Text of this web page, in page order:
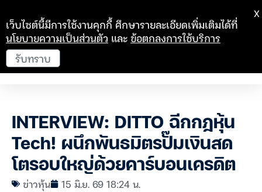
INTERVIEW: DITTO ฉีกกฎหุ้น
Tech! ผนึกพันธมิตรปั๊มเงินสด
โตรอบใหญ่ด้วยคาร์บอนเครดิต
ข่าวหุ้น 15 มิ.ย. 69 18:24 น.
เว็บไซต์นี้มีการใช้งานคุกกี้ ศึกษารายละเอียดเพิ่มเติมได้ที่
นโยบายความเป็นส่วนตัว และข้อตกลงการใช้บริการ
รับทราบ
X